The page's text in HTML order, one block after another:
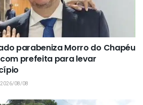
parabeniza Morro do Chapéu
prefeita para levar
2026/08/08